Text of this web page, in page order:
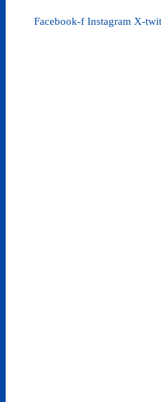
Facebook-f Instagram X-